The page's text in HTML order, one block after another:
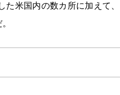
米国内の数カ所に加えて、